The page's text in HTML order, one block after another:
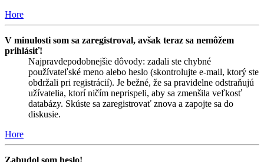
Hore
V minulosti som sa zaregistroval, avšak teraz sa nemôžem
prihlásiť!
Najpravdepodobnejšie dôvody: zadali ste chybné
používateľské meno alebo heslo (skontrolujte e-mail, ktorý ste
obdržali pri registrácií). Je bežné, že sa pravidelne odstraňujú
užívatelia, ktorí ničím neprispeli, aby sa zmenšila veľkosť
databázy. Skúste sa zaregistrovať znova a zapojte sa do
diskusie.
Hore
Zabudol som heslo!